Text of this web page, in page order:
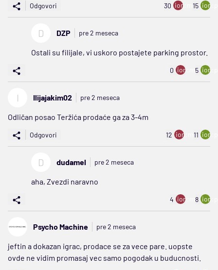
Odgovori 30 ion:minus
15
D DZP pre 2 meseca
Ostali su filijale, vi uskoro postajete parking prostor.
0 ion:minus
5
I Ilijajakim02 pre 2 meseca
Odličan posao Teržića prodaće ga za 3-4m
Odgovori 12 ion:minus
11
D dudamel pre 2 meseca
aha, Zvezdi naravno
4 ion:minus
8
Psycho Machine pre 2 meseca
jeftin a dokazan igrac, prodace se za vece pare. uopste
ovde ne vidim promasaj vec samo pogodak u buducnosti.